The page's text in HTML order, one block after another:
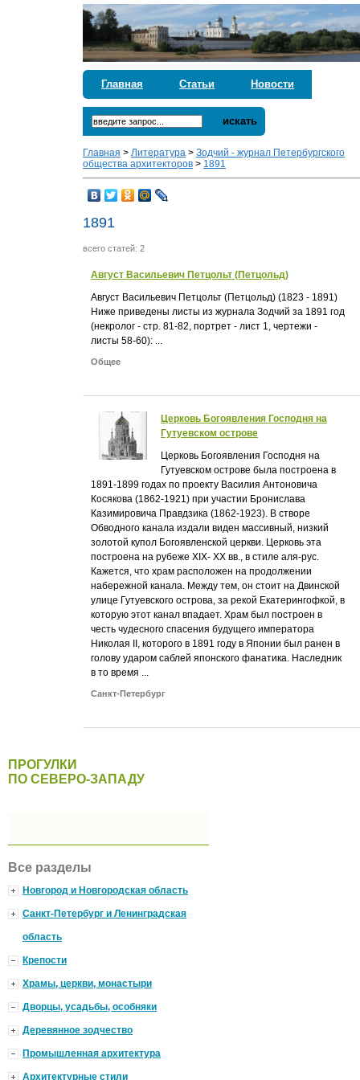
Главная Статьи Новости
искать
Главная >Литература >Зодчий - журнал Петербургского
общества архитекторов > 1891
1891
всего статей: 2
Август Васильевич Петцольт (Петцольд)
Август Васильевич Петцольт (Петцольд) (1823 - 1891)
Ниже приведены листы из журнала Зодчий за 1891 год
(некролог - стр. 81-82, портрет - лист 1, чертежи -
листы 58-60): ...
Общее
Церковь Богоявления Господня на
Гутуевском острове
Церковь Богоявления Господня на
Гутуевском острове была построена в
1891-1899 годах по проекту Василия Антоновича
Косякова (1862-1921) при участии Бронислава
Казимировича Правдзика (1862-1923). В створе
Обводного канала издали виден массивный, низкий
золотой купол Богоявленской церкви. Церковь эта
построена на рубеже XIX- XX вв., в стиле аля-рус.
Кажется, что храм расположен на продолжении
набережной канала. Между тем, он стоит на Двинской
улице Гутуевского острова, за рекой Екатерингофкой, в
которую этот канал впадает. Храм был построен в
честь чудесного спасения будущего императора
Николая II, которого в 1891 году в Японии был ранен в
голову ударом саблей японского фанатика. Наследник
в то время ...
Санкт-Петербург
ПРОГУЛКИ
ПО СЕВЕРО-ЗАПАДУ
Все разделы
Новгород и Новгородская область
Санкт-Петербург и Ленинградская
область
Крепости
Храмы, церкви, монастыри
Дворцы, усадьбы, особняки
Деревянное зодчество
Промышленная архитектура
Архитектурные стили